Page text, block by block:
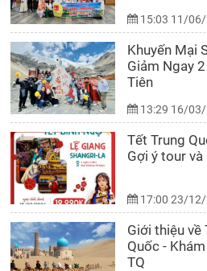
15:03 11/
Khuyến Mại
Giảm Ngay
Tiên
13:29 16/
Tết Trung
Gợi ý tour
17:00 23/
Giới thiệu về
Quốc -
TQ